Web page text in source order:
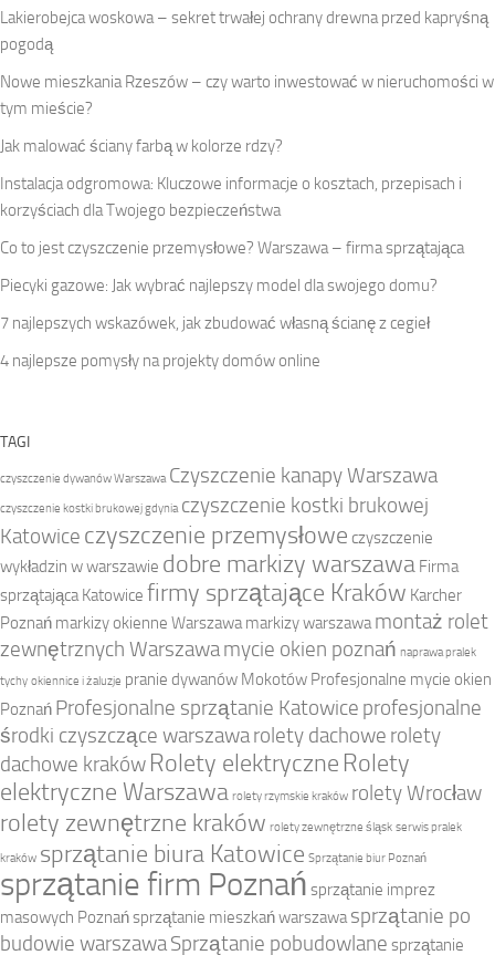
Lakierobejca woskowa – sekret trwałej ochrany drewna przed kapryśną
pogodą
Nowe mieszkania Rzeszów – czy warto inwestować w nieruchomości w
tym mieście?
Jak malować ściany farbą w kolorze rdzy?
Instalacja odgromowa: Kluczowe informacje o kosztach, przepisach i
korzyściach dla Twojego bezpieczeństwa
Co to jest czyszczenie przemysłowe? Warszawa – firma sprzątająca
Piecyki gazowe: Jak wybrać najlepszy model dla swojego domu?
7 najlepszych wskazówek, jak zbudować własną ścianę z cegieł
4 najlepsze pomysły na projekty domów online
TAGI
czyszczenie dywanów Warszawa Czyszczenie kanapy Warszawa
czyszczenie kostki brukowej gdynia czyszczenie kostki brukowej
Katowice czyszczenie przemysłowe czyszczenie
wykładzin w warszawie dobre markizy warszawa Firma
sprzątająca Katowice firmy sprzątające Kraków Karcher
Poznań markizy okienne Warszawa markizy warszawa montaż rolet
zewnętrznych Warszawamycie okien poznań naprawa pralek
tychy okiennice i żaluzje pranie dywanów Mokotów Profesjonalne mycie okien
Poznań Profesjonalne sprzątanie Katowice profesjonalne
środki czyszczące warszawarolety dachowe rolety
dachowe kraków Rolety elektryczne Rolety
elektryczne Warszawa rolety rzymskie kraków rolety Wrocław
rolety zewnętrzne kraków rolety zewnętrzne śląsk serwis pralek
kraków sprzątanie biura Katowice Sprzątanie biur Poznań
sprzątanie firm Poznań sprzątanie imprez
masowych Poznańsprzątanie mieszkań warszawa sprzątanie po
budowie warszawaSprzątanie pobudowlane sprzątanie